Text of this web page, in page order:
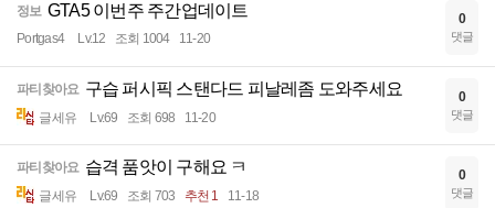
정보 GTA5 이번주 주간업데이트
Portgas4 Lv.12 조회 1004 11-20
0
댓글
파티찾아요 구습 퍼시픽 스탠다드 피날레좀 도와주세요
글세유 Lv.69 조회 698 11-20
0
댓글
파티찾아요 습격 품앗이 구해요 ㅋ
글세유 Lv.69 조회 703 추천 1 11-18
0
댓글